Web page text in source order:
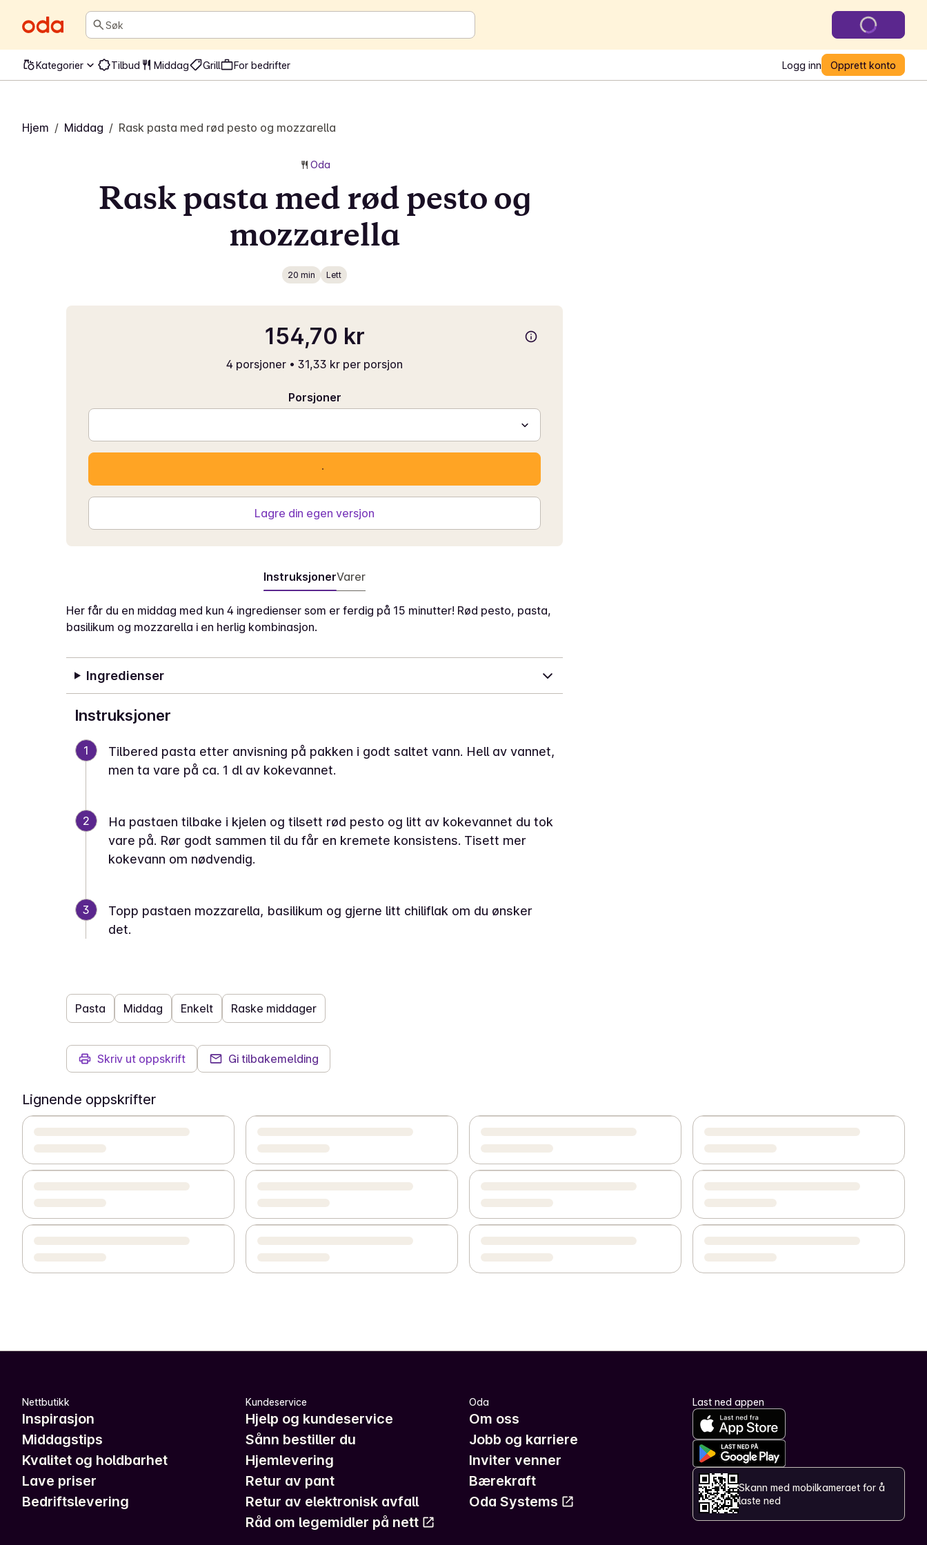
Søk
Kategorier Tilbud Middag Grill For bedrifter Logg inn Opprett konto
Hjem / Middag / Rask pasta med rød pesto og mozzarella
Oda
Rask pasta med rød pesto og
mozzarella
20 min Lett
154,70 kr
4 porsjoner • 31,33 kr per porsjon
Porsjoner
Lagre din egen versjon
InstruksjonerVarer
Her får du en middag med kun 4 ingredienser som er ferdig på 15 minutter! Rød pesto, pasta,
basilikum og mozzarella i en herlig kombinasjon.
Ingredienser
Instruksjoner
1
Tilbered pasta etter anvisning på pakken i godt saltet vann. Hell av vannet,
men ta vare på ca. 1 dl av kokevannet.
2
Ha pastaen tilbake i kjelen og tilsett rød pesto og litt av kokevannet du tok
vare på. Rør godt sammen til du får en kremete konsistens. Tisett mer
kokevann om nødvendig.
3
Topp pastaen mozzarella, basilikum og gjerne litt chiliflak om du ønsker
det.
Pasta Middag Enkelt Raske middager
Skriv ut oppskrift Gi tilbakemelding
Lignende oppskrifter
Nettbutikk
Inspirasjon
Middagstips
Kvalitet og holdbarhet
Lave priser
Bedriftslevering
Kundeservice
Hjelp og kundeservice
Sånn bestiller du
Hjemlevering
Retur av pant
Retur av elektronisk avfall
Råd om legemidler på nett
Oda
Om oss
Jobb og karriere
Inviter venner
Bærekraft
Oda Systems
Last ned appen
Skann med mobilkameraet for å
laste ned